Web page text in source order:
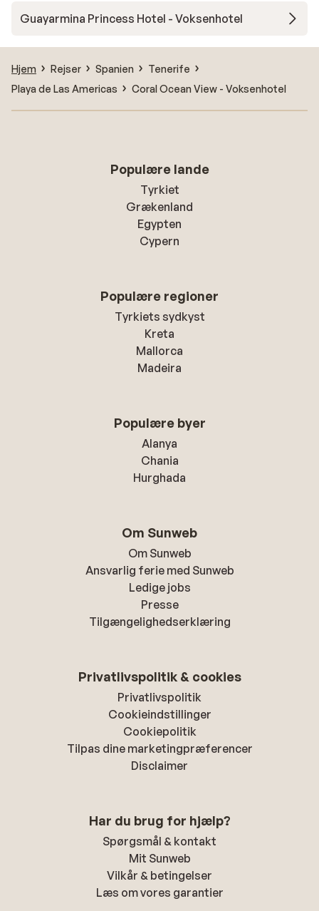
Guayarmina Princess Hotel - Voksenhotel
Hjem Rejser Spanien
Tenerife
Playa de Las Americas
Coral Ocean View - Voksenhotel
Populære lande
Tyrkiet
Grækenland
Egypten
Cypern
Populære regioner
Tyrkiets sydkyst
Kreta
Mallorca
Madeira
Populære byer
Alanya
Chania
Hurghada
Om Sunweb
Om Sunweb
Ansvarlig ferie med Sunweb
Ledige jobs
Presse
Tilgængelighedserklæring
Privatlivspolitik & cookies
Privatlivspolitik
Cookieindstillinger
Cookiepolitik
Tilpas dine marketingpræferencer
Disclaimer
Har du brug for hjælp?
Spørgsmål & kontakt
Mit Sunweb
Vilkår & betingelser
Læs om vores garantier